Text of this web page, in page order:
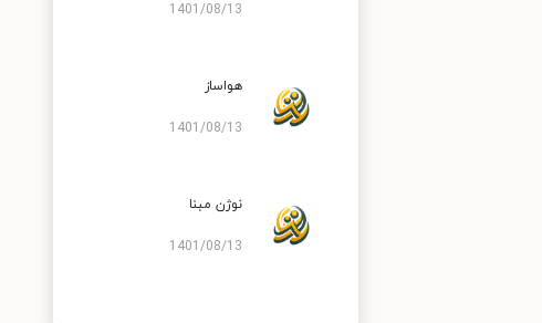
1401/08/13
هواساز
1401/08/13
نوژن مبنا
1401/08/13